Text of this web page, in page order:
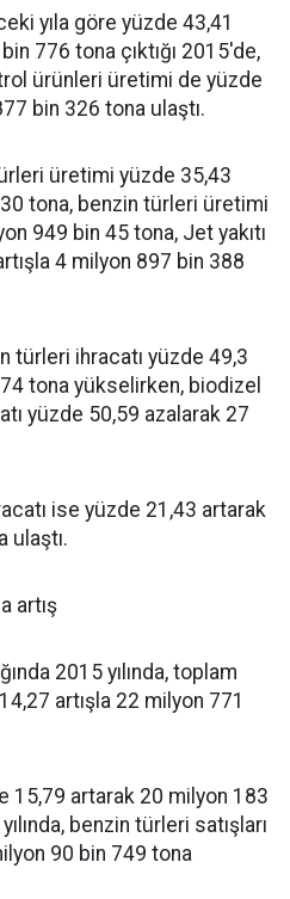
yıla göre yüzde 43,41
776 tona çıktığı 2015'de,
ürünleri üretimi de yüzde
bin 326 tona ulaştı.
üretimi yüzde 35,43
tona, benzin türleri üretimi
949 bin 45 tona, Jet yakıtı
4 milyon 897 bin 388
türleri ihracatı yüzde 49,3
tona yükselirken, biodizel
yüzde 50,59 azalarak 27
ise yüzde 21,43 artarak
ulaştı.
artış
2015 yılında, toplam
artışla 22 milyon 771
15,79 artarak 20 milyon 183
benzin türleri satışları
90 bin 749 tona